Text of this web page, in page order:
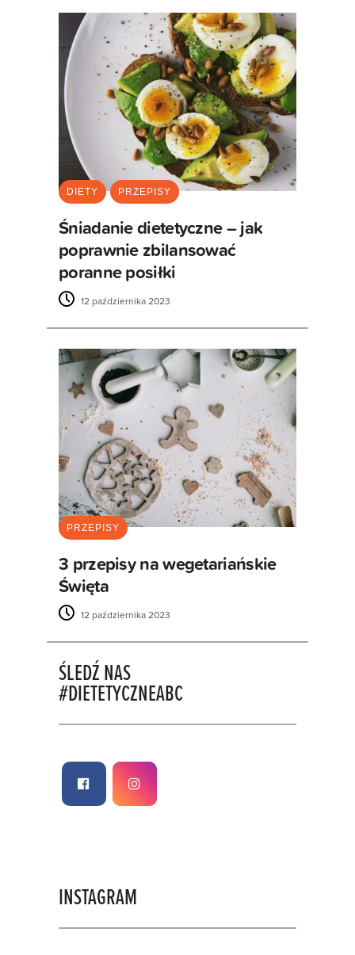
DIETY PRZEPISY
Śniadanie dietetyczne – jak
poprawnie zbilansować
poranne posiłki
12 października 2023
PRZEPISY
3 przepisy na wegetariańskie
Święta
12 października 2023
ŚLEDŹ NAS
#DIETETYCZNEABC
INSTAGRAM